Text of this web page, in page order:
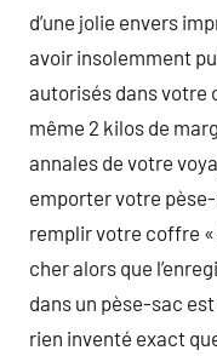
d’une jolie envers
avoir insolemment
autorisés dans votre
même 2 kilos de
annales de votre
emporter votre
remplir votre coffre «
cher alors que
dans un pèse-sac
rien inventé exact